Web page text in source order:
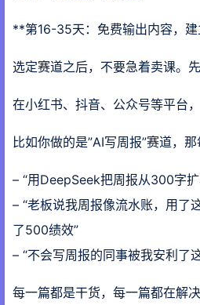
**第16-35天：免费输出内容，
选定赛道之后，不要急着卖课。先
在小红书、抖音、公众号等平台
比如你做的是”AI写周报”赛道，那
– “用DeepSeek把周报从300字
– “老板说我周报像流水账，用了
了500绩效”
– “不会写周报的同事被我安利了
每一篇都是干货，每一篇都在解决